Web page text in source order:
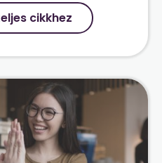
cikkhez